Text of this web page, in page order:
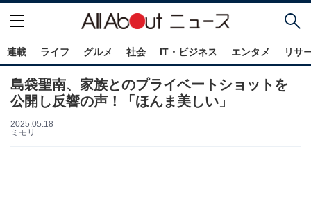
連載 ライフ グルメ 社会 IT・ビジネス エンタメ リサ
島袋聖南、家族とのプライベートショットを
公開し反響の声！「ほんま美しい」
2025.05.18
ミモリ